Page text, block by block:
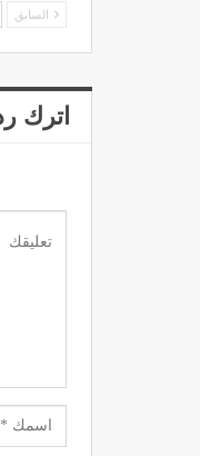
السابق
اترك